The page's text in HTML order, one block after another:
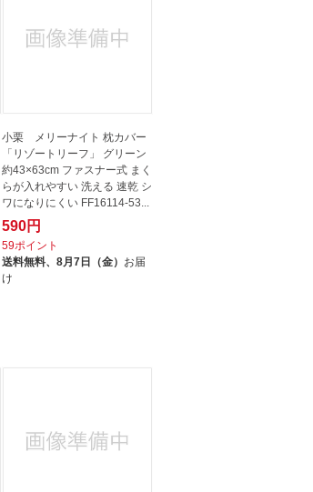
小栗 メリーナイト 枕カバー
「リゾートリーフ」 グリーン
約43×63cm ファスナー式 まく
らが入れやすい 洗える 速乾 シ
ワになりにくい FF16114-53...
590円
59ポイント
送料無料、 8月7日（金） お届
け